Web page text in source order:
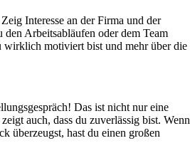
Interesse an der Firma und der
Arbeitsabläufen oder dem Team
wirklich motiviert bist und mehr über die
Das ist nicht nur eine
auch, dass du zuverlässig bist. Wenn
überzeugst, hast du einen großen